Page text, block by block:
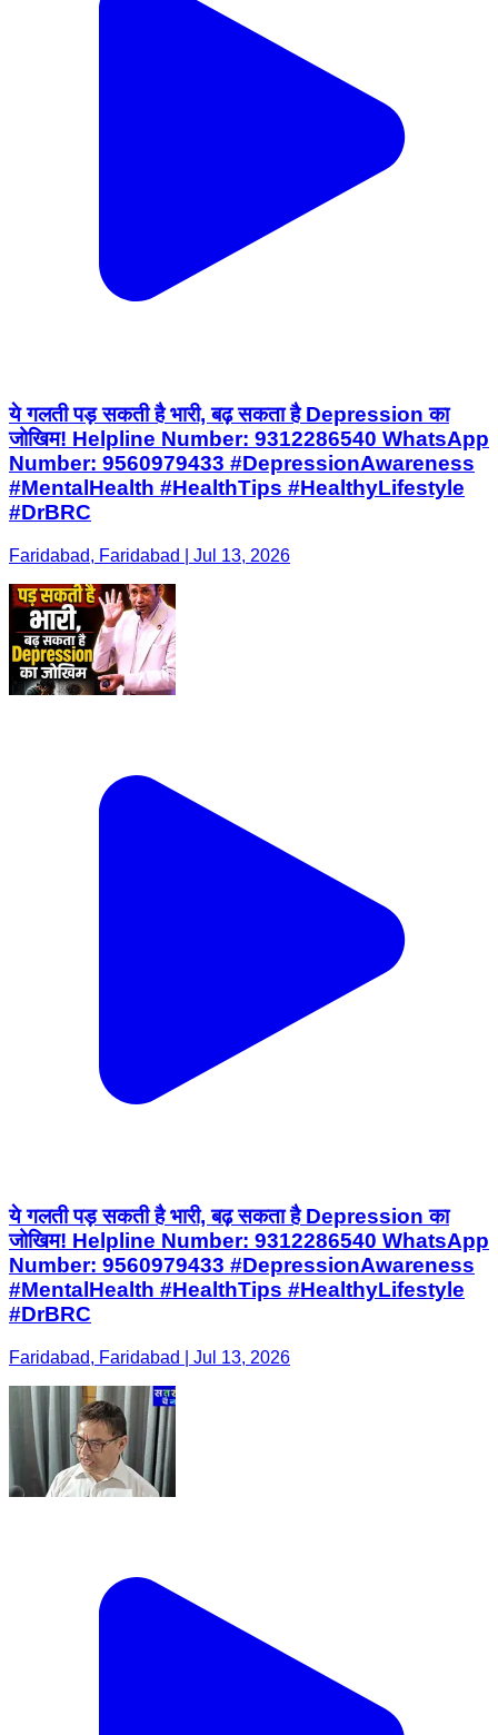
ये गलती पड़ सकती है भारी, बढ़ सकता है Depression का
जोखिम! Helpline Number: 9312286540 WhatsApp
Number: 9560979433 #DepressionAwareness
#MentalHealth #HealthTips #HealthyLifestyle
#DrBRC
Faridabad, Faridabad | Jul 13, 2026
ये गलती पड़ सकती है भारी, बढ़ सकता है Depression का
जोखिम! Helpline Number: 9312286540 WhatsApp
Number: 9560979433 #DepressionAwareness
#MentalHealth #HealthTips #HealthyLifestyle
#DrBRC
Faridabad, Faridabad | Jul 13, 2026